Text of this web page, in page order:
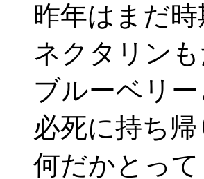
昨年はまだ
ネクタリン
ブルーベリ
必死に持ち
何だかとっ